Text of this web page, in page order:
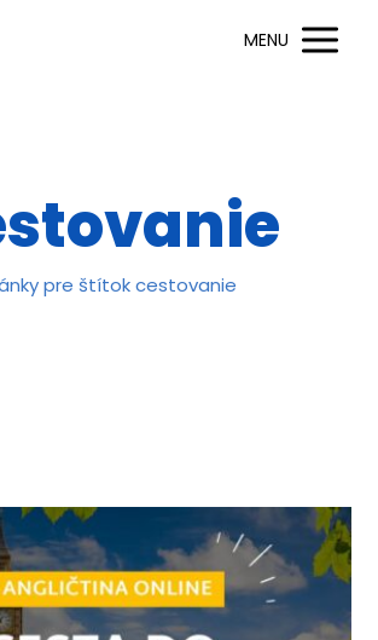
MENU
pre štítok cestovanie